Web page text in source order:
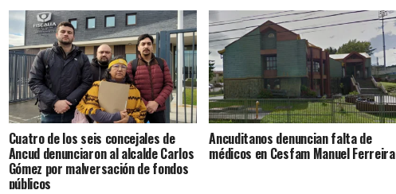
Cuatro de los seis concejales de
Ancud denunciaron al alcalde Carlos
Gómez por malversación de fondos
públicos
Ancuditanos denuncian falta de
médicos en Cesfam Manuel Ferreira